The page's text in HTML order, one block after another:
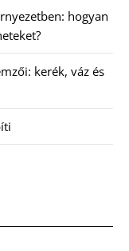
hogyan
kerék, váz és